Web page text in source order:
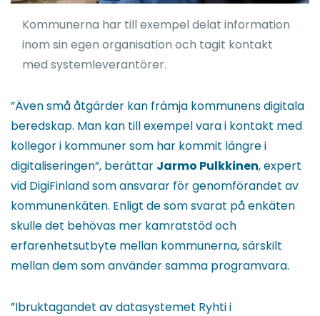
Kommunerna har till exempel delat information
inom sin egen organisation och tagit kontakt
med systemleverantörer.
”Även små åtgärder kan främja kommunens digitala
beredskap. Man kan till exempel vara i kontakt med
kollegor i kommuner som har kommit längre i
digitaliseringen”, berättar Jarmo Pulkkinen, expert
vid DigiFinland som ansvarar för genomförandet av
kommunenkäten. Enligt de som svarat på enkäten
skulle det behövas mer kamratstöd och
erfarenhetsutbyte mellan kommunerna, särskilt
mellan dem som använder samma programvara.
”Ibruktagandet av datasystemet Ryhti i